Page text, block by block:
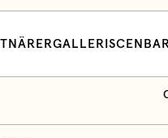
GALLERI SCEN